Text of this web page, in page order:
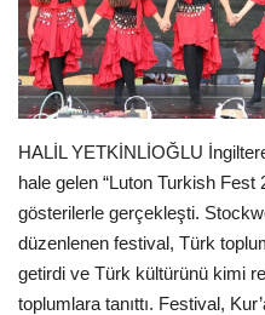
Londra
İngiltere
Videolar
İş & Ekonomi
Pazaryeri
HALİL YETKİNLİOĞLU
hale gelen “Luton Turkish Fest
gösterilerle gerçekleşti.
düzenlenen festival, Türk
getirdi ve Türk kültürünü kimi
toplumlara tanıttı. Festival,